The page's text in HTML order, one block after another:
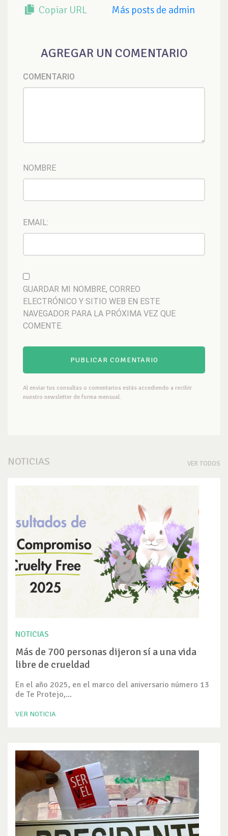
Copiar URL Más posts de admin
AGREGAR UN COMENTARIO
COMENTARIO
NOMBRE
EMAIL:
GUARDAR MI NOMBRE, CORREO
ELECTRÓNICO Y SITIO WEB EN ESTE
NAVEGADOR PARA LA PRÓXIMA VEZ QUE
COMENTE.
Al enviar tus consultas o comentarios estás accediendo a recibir
nuestro newsletter de forma mensual.
NOTICIAS VER TODOS
NOTICIAS
Más de 700 personas dijeron sí a una vida
libre de crueldad
En el año 2025, en el marco del aniversario número 13
de Te Protejo,...
VER NOTICIA